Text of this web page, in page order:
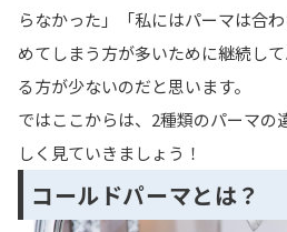
らなかった」「私にはパーマは合
めてしまう方が多いために継続し
る方が少ないのだと思います。
ではここからは、2種類のパーマの
しく見ていきましょう！
コールドパーマとは？